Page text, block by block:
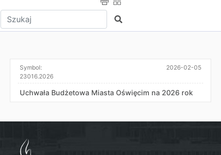
Wpisz tekst do wyszukania Szukaj
Symbol:
23016.2026
2026-02-05
Uchwała Budżetowa Miasta Oświęcim na 2026 rok